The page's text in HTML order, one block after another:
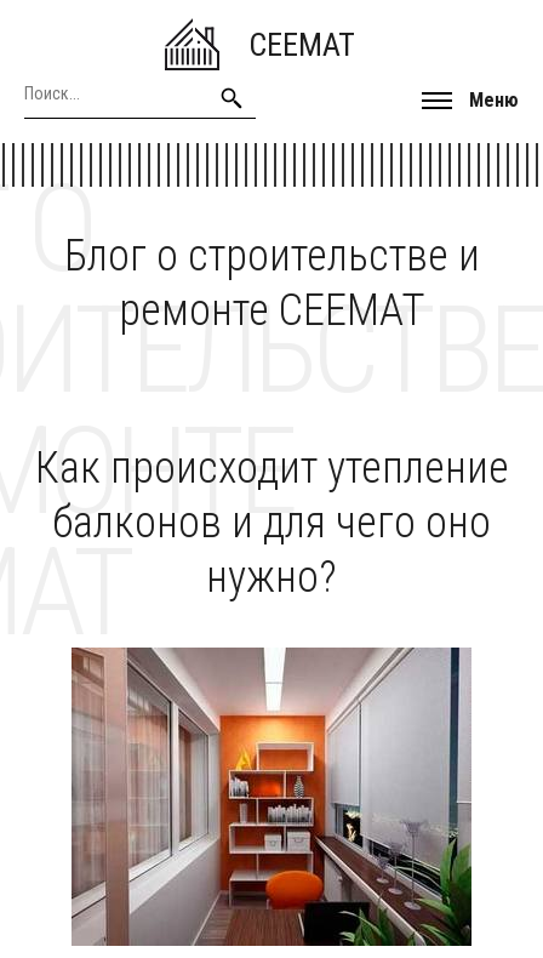
CEEMAT
Меню
Блог о строительстве и
ремонте CEEMAT
О
Как происходит утепление
балконов и для чего оно
нужно?